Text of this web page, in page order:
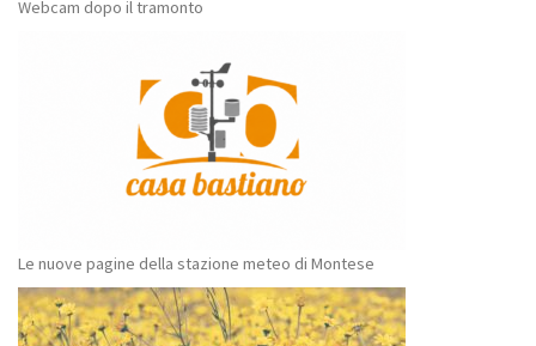
Webcam dopo il tramonto
Le nuove pagine della stazione meteo di Montese